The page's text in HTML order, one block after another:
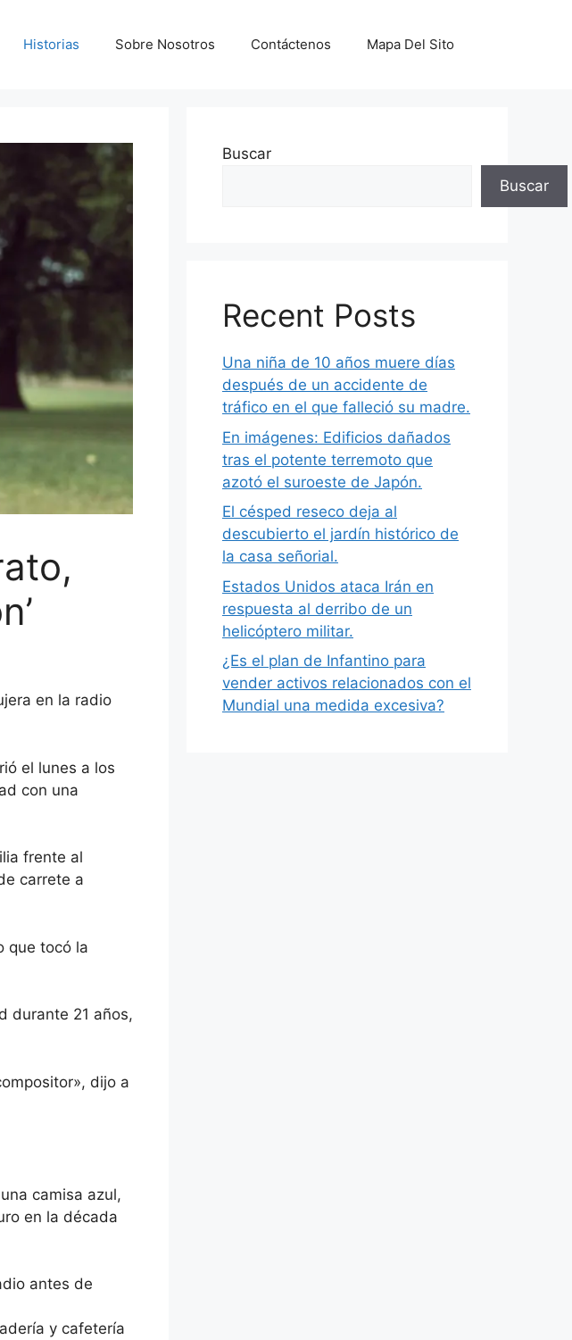
Historias Sobre Nosotros Contáctenos Mapa Del Sito
en la radio
el lunes a los
con una
frente al
carrete a
que tocó la
durante 21 años,
dijo a
camisa azul,
en la década
antes de
y cafetería
Buscar
Buscar
Recent Posts
Una niña de 10 años muere días
después de un accidente de
tráfico en el que falleció su madre.
En imágenes: Edificios dañados
tras el potente terremoto que
azotó el suroeste de Japón.
El césped reseco deja al
descubierto el jardín histórico de
la casa señorial.
Estados Unidos ataca Irán en
respuesta al derribo de un
helicóptero militar.
¿Es el plan de Infantino para
vender activos relacionados con el
Mundial una medida excesiva?